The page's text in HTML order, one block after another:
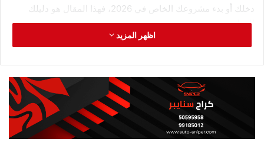
دخلك أو بدء مشروعك الخاص في 2026، فهذا المقال هو دليلك
العملي.
لماذا الآن هو الوقت المثالي للربح
من الذكاء الاصطناعي؟
الذكاء الاصطناعي التوليدي (Generative AI) يشهد ثورة غير
مسبوقة. أدوات مثل ChatGPT وMidjourney وStable Diffusion
وClaude أصبحت متاحة للجميع بتكاليف اشتراك زهيدة أو حتى
اظهر المزيد